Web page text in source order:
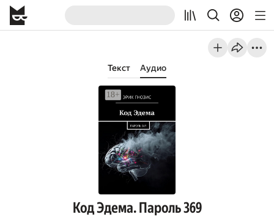
Текст Аудио
Код Эдема. Пароль 369